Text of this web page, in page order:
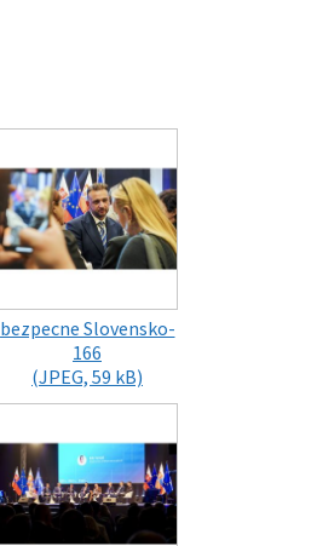
bezpecne Slovensko-
166
(JPEG, 59 kB)